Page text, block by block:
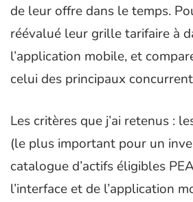
de leur offre dans le temps.
réévalué leur grille tarifaire à
l’application mobile, et
celui des principaux
Les critères que j’ai retenus :
(le plus important pour un
catalogue d’actifs éligibles
l’interface et de l’application